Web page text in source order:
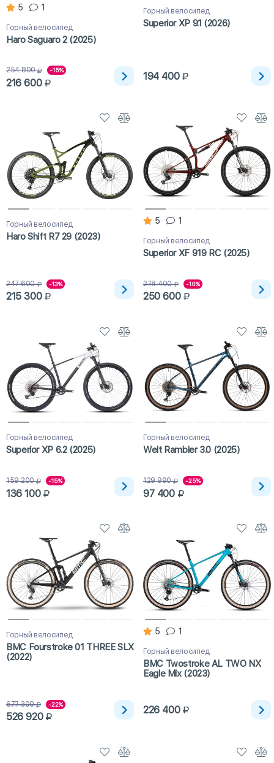
5 1
Горный велосипед
Haro Saguaro 2 (2025)
254 800 -15%
216 600
Горный велосипед
Superior XP 9.1 (2026)
194 400
Горный велосипед
Haro Shift R7 29 (2023)
247 600 -13%
215 300
5 1
Горный велосипед
Superior XF 919 RC (2025)
278 400 -10%
250 600
Горный велосипед
Superior XP 6.2 (2025)
159 200 -15%
136 100
Горный велосипед
Welt Rambler 3.0 (2025)
129 990 -25%
97 400
Горный велосипед
BMC Fourstroke 01 THREE SLX
(2022)
677 300 -22%
526 920
5 1
Горный велосипед
BMC Twostroke AL TWO NX
Eagle Mix (2023)
226 400